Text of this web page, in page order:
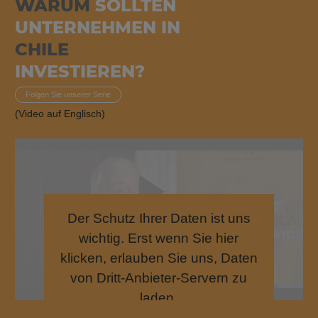
WARUM SOLLTEN
UNTERNEHMEN IN
CHILE
INVESTIEREN?
Folgen Sie unserer Serie
(Video auf Englisch)
Der Schutz Ihrer Daten ist uns
wichtig. Erst wenn Sie hier
klicken, erlauben Sie uns, Daten
von Dritt-Anbieter-Servern zu
laden.